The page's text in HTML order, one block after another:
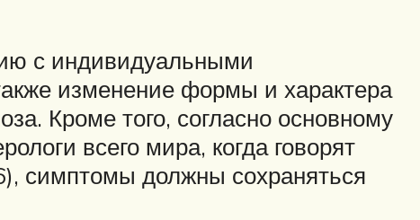
с индивидуальными
изменение формы и характера
Кроме того, согласно основному
всего мира, когда говорят
симптомы должны сохраняться